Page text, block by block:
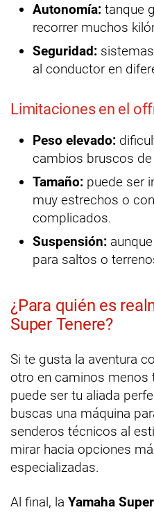
Autonomía: tanque
recorrer muchos
Seguridad:
al conductor en
Limitaciones en el
Peso elevado:
cambios bruscos
Tamaño: puede ser
muy estrechos o
complicados.
Suspensión:
para saltos o
¿Para quién es
Super Tenere?
Si te gusta la aventura
otro en caminos
puede ser tu aliada
buscas una máquina
senderos técnicos al
mirar hacia opciones
especializadas.
Al final, la Yamaha